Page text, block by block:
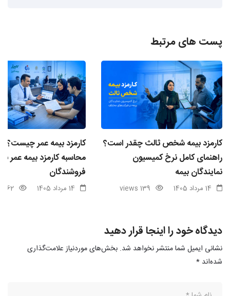
پست های مرتبط
کارمزد بیمه شخص ثالث چقدر است؟
راهنمای کامل نرخ کمیسیون
نمایندگان بیمه
14 مرداد 1405 139 views
کارمزد بیمه عمر چیست؟
محاسبه کارمزد بیمه عمر
فروشندگان
14 مرداد 1405 62 views
دیدگاه خود را اینجا قرار دهید
نشانی ایمیل شما منتشر نخواهد شد. بخش‌های موردنیاز علامت‌گذاری
شده‌اند *